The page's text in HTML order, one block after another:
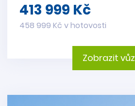
413 999 Kč
458 999 Kč v hotovosti
Zobrazit vůz